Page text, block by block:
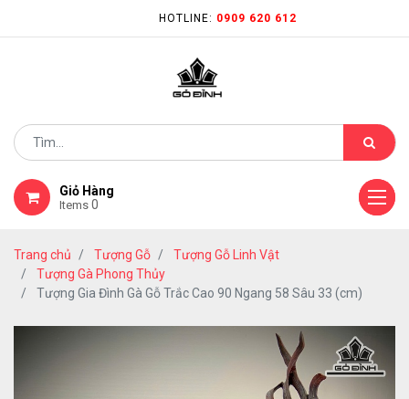
HOTLINE: 0909 620 612
Giỏ Hàng
Items 0
Trang chủ Tượng Gỗ
Tượng Gỗ Linh Vật
Tượng Gà Phong Thủy
Tượng Gia Đình Gà Gỗ Trắc Cao 90 Ngang 58 Sâu 33 (cm)